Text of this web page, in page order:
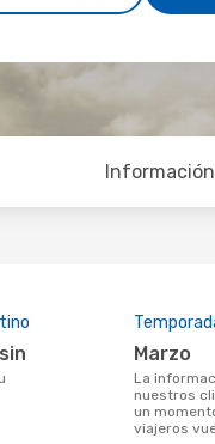
marzo
La información de búsqueda de
nuestros
un
viajeros